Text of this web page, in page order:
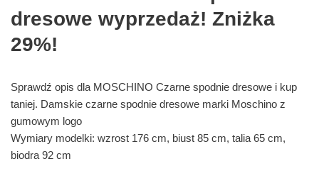
dresowe wyprzedaż! Zniżka
29%!
Sprawdź opis dla MOSCHINO Czarne spodnie dresowe i kup
taniej. Damskie czarne spodnie dresowe marki Moschino z
gumowym logo
Wymiary modelki: wzrost 176 cm, biust 85 cm, talia 65 cm,
biodra 92 cm